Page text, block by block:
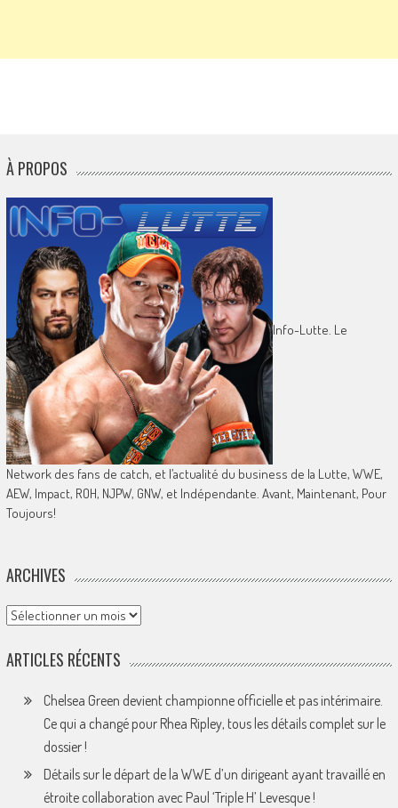
À PROPOS
Info-Lutte. Le
Network des fans de catch, et l’actualité du business de la Lutte, WWE,
AEW, Impact, ROH, NJPW, GNW, et Indépendante. Avant, Maintenant, Pour
Toujours!
ARCHIVES
Archives
ARTICLES RÉCENTS
Chelsea Green devient championne officielle et pas intérimaire.
Ce qui a changé pour Rhea Ripley, tous les détails complet sur le
dossier !
Détails sur le départ de la WWE d’un dirigeant ayant travaillé en
étroite collaboration avec Paul ‘Triple H’ Levesque !